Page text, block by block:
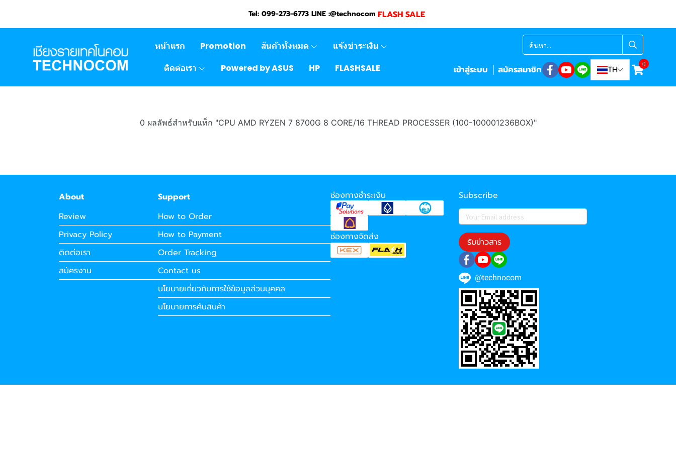
Tel: 099-273-6773 LINE :@technocom FLASH SALE
หน้าแรก Promotion สินค้าทั้งหมด
แจ้งชำระเงิน
ติดต่อเรา
Powered by ASUS HP FLASHSALE เข้าสู่ระบบ สมัครสมาชิก TH 0
0 ผลลัพธ์สำหรับแท็ก "CPU AMD RYZEN 7 8700G 8 CORE/16 THREAD PROCESSER (100-100001236BOX)"
About
Review
Privacy Policy
ติดต่อเรา
สมัครงาน
Support
How to Order
How to Payment
Order Tracking
Contact us
นโยบายเกี่ยวกับการใช้ข้อมูลส่วนบุคคล
นโยบายการคืนสินค้า
ช่องทางชำระเงิน
ช่องทางจัดส่ง
Subscribe
รับข่าวสาร
@technocom